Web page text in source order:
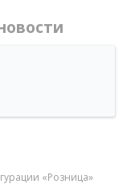
«Розница»